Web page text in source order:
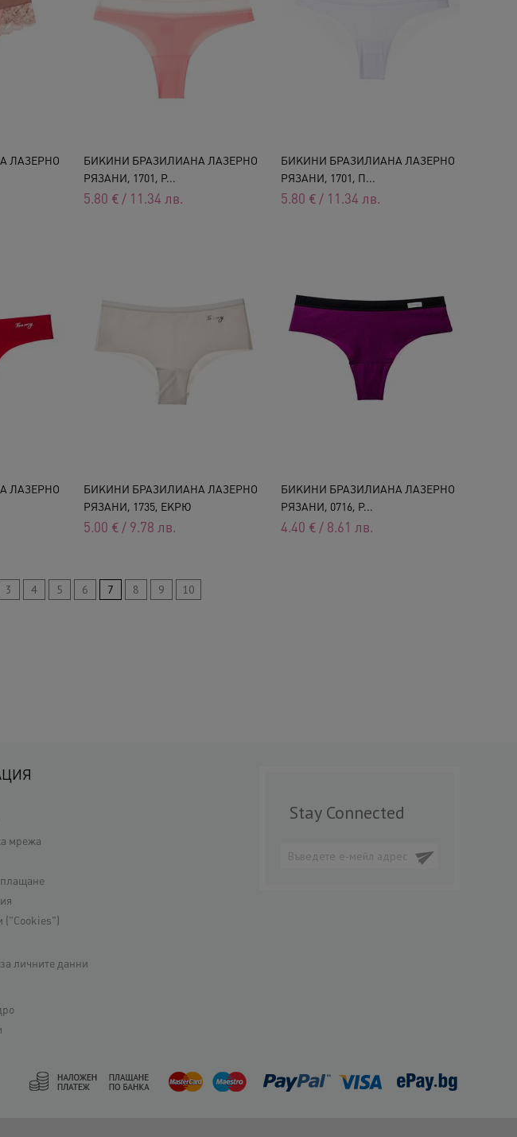
ЛАЗЕРНО
БИКИНИ БРАЗИЛИАНА ЛАЗЕРНО
РЯЗАНИ, 1701, Р...
5.80 € / 11.34 лв.
БИКИНИ БРАЗИЛИАНА ЛАЗЕРНО
РЯЗАНИ, 1701, П...
5.80 € / 11.34 лв.
ЛАЗЕРНО
БИКИНИ БРАЗИЛИАНА ЛАЗЕРНО
РЯЗАНИ, 1735, ЕКРЮ
5.00 € / 9.78 лв.
БИКИНИ БРАЗИЛИАНА ЛАЗЕРНО
РЯЗАНИ, 0716, Р...
4.40 € / 8.61 лв.
3 4 5 6 7 8 9 10
Stay Connected
мрежа
("Cookies")
личните данни